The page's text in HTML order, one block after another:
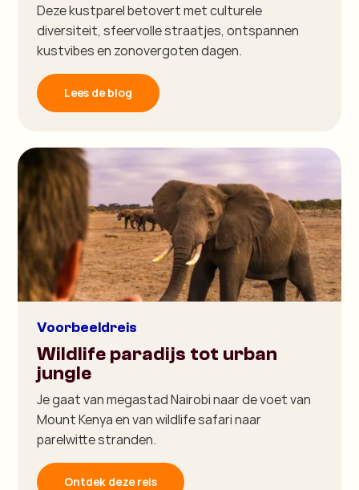
Deze kustparel betovert met culturele
diversiteit, sfeervolle straatjes, ontspannen
kustvibes en zonovergoten dagen.
Lees de blog
Voorbeeldreis
Wildlife paradijs tot urban
jungle
Je gaat van megastad Nairobi naar de voet van
Mount Kenya en van wildlife safari naar
parelwitte stranden.
Ontdek deze reis